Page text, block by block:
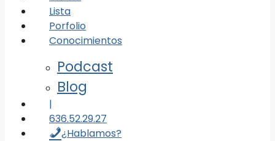
Lista
Porfolio
Conocimientos
Podcast
Blog
|
636.52.29.27
¿Hablamos?